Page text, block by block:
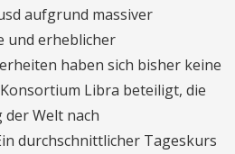
aufgrund massiver
und erheblicher
haben sich bisher keine
Libra beteiligt, die
Welt nach
durchschnittlicher Tageskurs